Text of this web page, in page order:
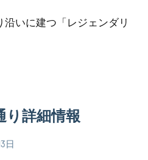
いに建つ「レジェンダリ
り詳細情報
日